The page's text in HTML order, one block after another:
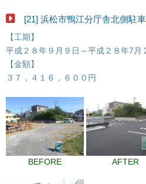
[21] 浜松市鴨江分庁舎北側駐
【工期】
平成２８年９月９日～平成２８年7月
【金額】
３７，４１６，６００円
BEFORE AFTER